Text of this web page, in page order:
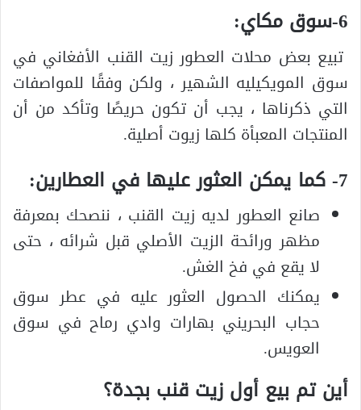
6-سوق مكاي:
تبيع بعض محلات العطور زيت القنب الأفغاني في
سوق المويكيليه الشهير ، ولكن وفقًا للمواصفات
التي ذكرناها ، يجب أن تكون حريصًا وتأكد من أن
المنتجات المعبأة كلها زيوت أصلية.
7- كما يمكن العثور عليها في العطارين:
صانع العطور لديه زيت القنب ، ننصحك بمعرفة
مظهر ورائحة الزيت الأصلي قبل شرائه ، حتى
لا يقع في فخ الغش.
يمكنك الحصول العثور عليه في عطر سوق
حجاب البحريني بهارات وادي رماح في سوق
العويس.
أين تم بيع أول زيت قنب بجدة؟